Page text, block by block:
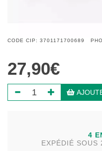
CODE CIP: 3701171700689
27,90€
4
EXPÉDIÉ SOUS